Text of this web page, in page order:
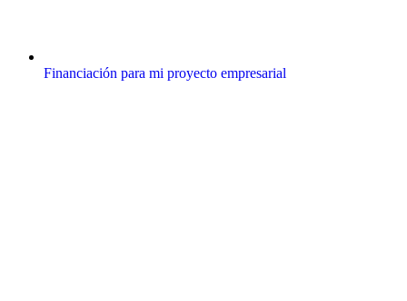
Financiación para mi proyecto empresarial